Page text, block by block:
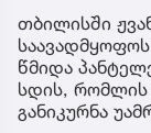
თბილისში
წმიდა
სდის, რომლის
განიკურნა